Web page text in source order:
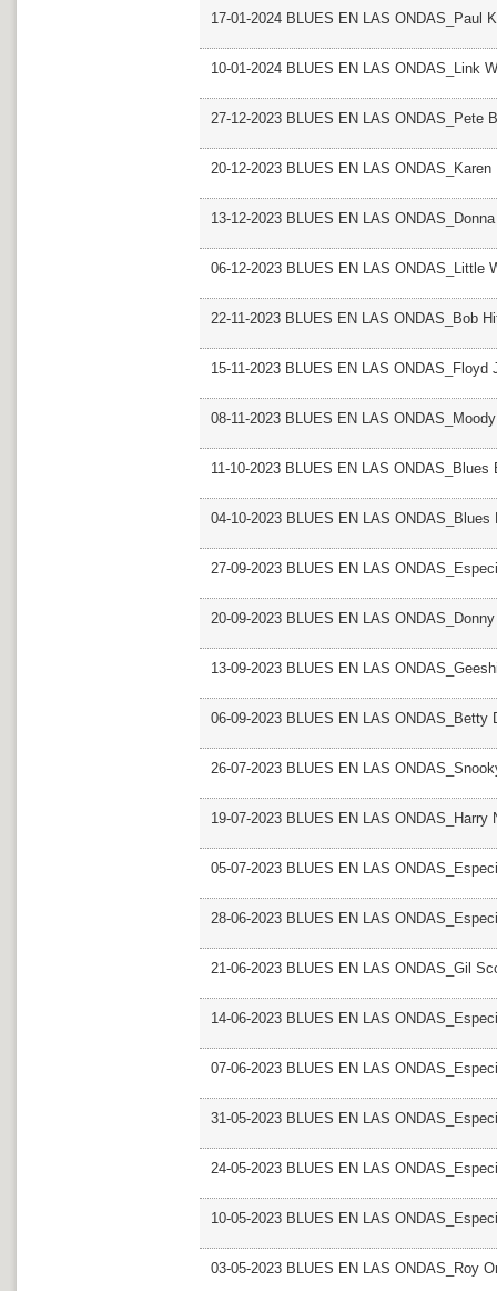
17-01-2024 BLUES EN LAS ONDAS_Paul
10-01-2024 BLUES EN LAS ONDAS_Link
27-12-2023 BLUES EN LAS ONDAS_Pete
20-12-2023 BLUES EN LAS ONDAS_Karen
13-12-2023 BLUES EN LAS
06-12-2023 BLUES EN LAS ONDAS_Little
22-11-2023 BLUES EN LAS ONDAS_Bob
15-11-2023 BLUES EN LAS ONDAS_Floyd
08-11-2023 BLUES EN LAS
11-10-2023 BLUES EN LAS
04-10-2023 BLUES EN LAS
27-09-2023 BLUES EN LAS
20-09-2023 BLUES EN LAS
13-09-2023 BLUES EN LAS
06-09-2023 BLUES EN LAS ONDAS_Betty
26-07-2023 BLUES EN LAS
19-07-2023 BLUES EN LAS ONDAS_Harry
05-07-2023 BLUES EN LAS
28-06-2023 BLUES EN LAS
21-06-2023 BLUES EN LAS ONDAS_Gil
14-06-2023 BLUES EN LAS
07-06-2023 BLUES EN LAS
31-05-2023 BLUES EN LAS
24-05-2023 BLUES EN LAS
10-05-2023 BLUES EN LAS
03-05-2023 BLUES EN LAS ONDAS_Roy